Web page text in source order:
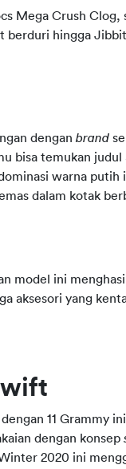
Mega Crush
hingga
dengan brand
bisa temukan judul
warna putih
dalam kotak
model ini
aksesori yang
11 Grammy
dengan konsep
2020 ini